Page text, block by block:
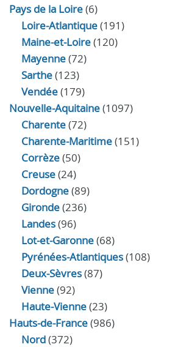
Pays de la Loire(6)
Loire-Atlantique(191)
Maine-et-Loire(120)
Mayenne(72)
Sarthe(123)
Vendée(179)
Nouvelle-Aquitaine(1097)
Charente(72)
Charente-Maritime(151)
Corrèze(50)
Creuse(24)
Dordogne(89)
Gironde(236)
Landes(96)
Lot-et-Garonne(68)
Pyrénées-Atlantiques(108)
Deux-Sèvres(87)
Vienne(92)
Haute-Vienne(23)
Hauts-de-France(986)
Nord(372)